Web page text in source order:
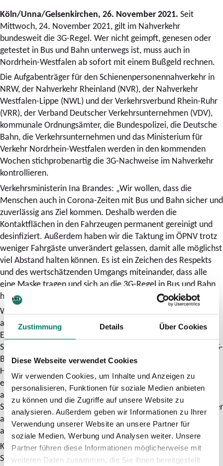
Zustimmung Details Über Cookies
Diese Webseite verwendet Cookies
Wir verwenden Cookies, um Inhalte und Anzeigen zu
personalisieren, Funktionen für soziale Medien anbieten
zu können und die Zugriffe auf unsere Website zu
analysieren. Außerdem geben wir Informationen zu Ihrer
Verwendung unserer Website an unsere Partner für
soziale Medien, Werbung und Analysen weiter. Unsere
Partner führen diese Informationen möglicherweise mit
weiteren Daten zusammen, die Sie ihnen bereitgestellt
Köln/Unna/Gelsenkirchen, 26. November 2021. Seit
Mittwoch, 24. November 2021, gilt im Nahverkehr
bundesweit die 3G-Regel. Wer nicht geimpft, genesen oder
getestet in Bus und Bahn unterwegs ist, muss auch in
Nordrhein-Westfalen ab sofort mit einem Bußgeld rechnen.
Die Aufgabenträger für den Schienenpersonennahverkehr in
NRW, der Nahverkehr Rheinland (NVR), der Nahverkehr
Westfalen-Lippe (NWL) und der Verkehrsverbund Rhein-Ruhr
(VRR), der Verband Deutscher Verkehrsunternehmen (VDV),
kommunale Ordnungsämter, die Bundespolizei, die Deutsche
Bahn, die Verkehrsunternehmen und das Ministerium für
Verkehr Nordrhein-Westfalen werden in den kommenden
Wochen stichprobenartig die 3G-Nachweise im Nahverkehr
kontrollieren.
Verkehrsministerin Ina Brandes: „Wir wollen, dass die
Menschen auch in Corona-Zeiten mit Bus und Bahn sicher und
zuverlässig ans Ziel kommen. Deshalb werden die
Kontaktflächen in den Fahrzeugen permanent gereinigt und
desinfiziert. Außerdem haben wir die Taktung im ÖPNV trotz
weniger Fahrgäste unverändert gelassen, damit alle möglichst
viel Abstand halten können. Es ist ein Zeichen des Respekts
und des wertschätzenden Umgangs miteinander, dass alle
eine Maske tragen und sich an die 3G-Regel in Bus und Bahn
halten.“
Wer keinen 3G-Nachweis vorlegen kann, muss das Fahrzeug
am nächsten Halt verlassen und mit einem Bußgeld von 250
Euro rechnen. Die 3G-Pflicht gilt in allen Bussen, Straßen-,
Stadt- und U-Bahnen sowie in Fern- und Nahverkehrszügen (S-
Bahn, Regionalbahn, Regionalexpress). An Bahnsteigen,
Haltestellen und in Gebäuden ist kein 3G-Nachweis
erforderlich. Als getestet gelten Fahrgäste, die einen
amtlichen negativen Antigen-Schnelltest (nicht älter als 24
Stunden) oder einen amtlichen negativen PCR-Test (nicht älter
als 48 Stunden) vorzeigen können. Selbsttests werden nicht
anerkannt.
Kinder bis zum sechsten Lebensjahr sowie Schülerinnen und
Schüler aller Schulformen sind von der 3G-Regel